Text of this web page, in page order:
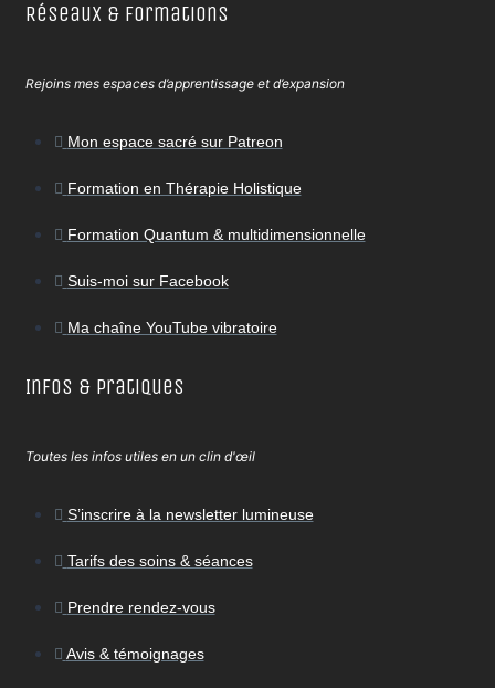
Réseaux & Formations
Rejoins mes espaces d’apprentissage et d’expansion
Mon espace sacré sur Patreon
Formation en Thérapie Holistique
Formation Quantum & multidimensionnelle
Suis-moi sur Facebook
Ma chaîne YouTube vibratoire
Infos & Pratiques
Toutes les infos utiles en un clin d'œil
S’inscrire à la newsletter lumineuse
Tarifs des soins & séances
Prendre rendez-vous
Avis & témoignages